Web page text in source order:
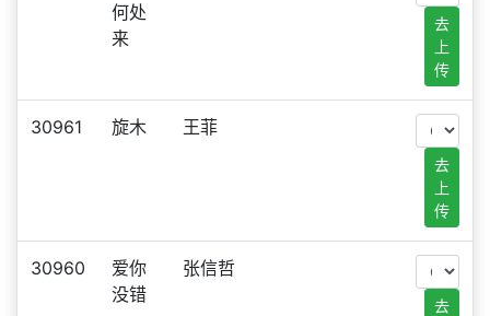
何处
来
去
上
传
30961 旋木 王菲
去
上
传
30960
爱你
没错
张信哲
去